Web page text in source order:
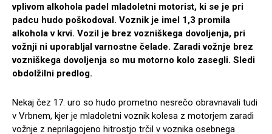
vplivom alkohola padel mladoletni motorist, ki se je pri
padcu hudo poškodoval. Voznik je imel 1,3 promila
alkohola v krvi. Vozil je brez vozniškega dovoljenja, pri
vožnji ni uporabljal varnostne čelade. Zaradi vožnje brez
vozniškega dovoljenja so mu motorno kolo zasegli. Sledi
obdolžilni predlog.
Nekaj čez 17. uro so hudo prometno nesrečo obravnavali tudi
v Vrbnem, kjer je mladoletni voznik kolesa z motorjem zaradi
vožnje z neprilagojeno hitrostjo trčil v voznika osebnega